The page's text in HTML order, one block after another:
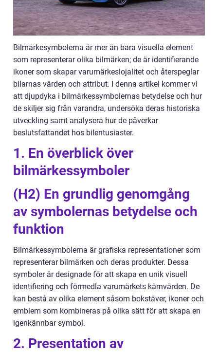
Bilmärkesymbolerna är mer än bara visuella element
som representerar olika bilmärken; de är identifierande
ikoner som skapar varumärkeslojalitet och återspeglar
bilarnas värden och attribut. I denna artikel kommer vi
att djupdyka i bilmärkessymbolernas betydelse och hur
de skiljer sig från varandra, undersöka deras historiska
utveckling samt analysera hur de påverkar
beslutsfattandet hos bilentusiaster.
1. En överblick över
bilmärkessymboler
(H2) En grundlig genomgång
av symbolernas betydelse och
funktion
Bilmärkessymbolerna är grafiska representationer som
representerar bilmärken och deras produkter. Dessa
symboler är designade för att skapa en unik visuell
identifiering och förmedla varumärkets kärnvärden. De
kan bestå av olika element såsom bokstäver, ikoner och
emblem som kombineras på olika sätt för att skapa en
igenkännbar symbol.
2. Presentation av